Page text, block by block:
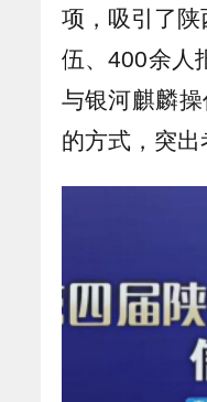
项，吸引了
伍、400余人
与银河麒麟
的方式，突